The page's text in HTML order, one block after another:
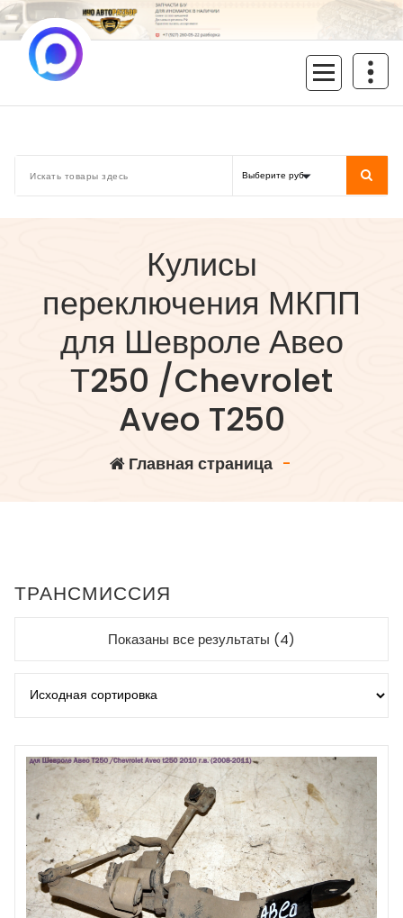
Перейти
к
содержимому
Кулисы
переключения МКПП
для Шевроле Авео
Т250 /Chevrolet
Aveo T250
Главная страница-
ТРАНСМИССИЯ
Показаны все результаты (4)